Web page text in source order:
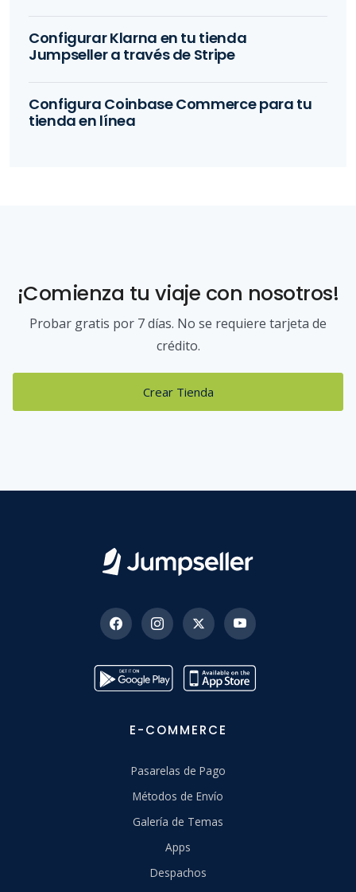
Configurar Klarna en tu tienda
Jumpseller a través de Stripe
Configura Coinbase Commerce para tu
tienda en línea
¡Comienza tu viaje con nosotros!
Probar gratis por 7 días. No se requiere tarjeta de
crédito.
Crear Tienda
E-COMMERCE
Pasarelas de Pago
Métodos de Envío
Galería de Temas
Apps
Despachos